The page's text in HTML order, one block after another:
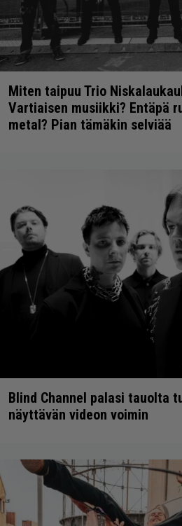
Miten taipuu Trio
Vartiaisen musiikki? Entäpä
metal? Pian tämäkin selviää
Blind Channel palasi tauolta
näyttävän videon voimin